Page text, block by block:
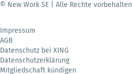
© New Work SE | Alle Rechte vorbehalten
Impressum
AGB
Datenschutz bei XING
Datenschutzerklärung
Mitgliedschaft kündigen